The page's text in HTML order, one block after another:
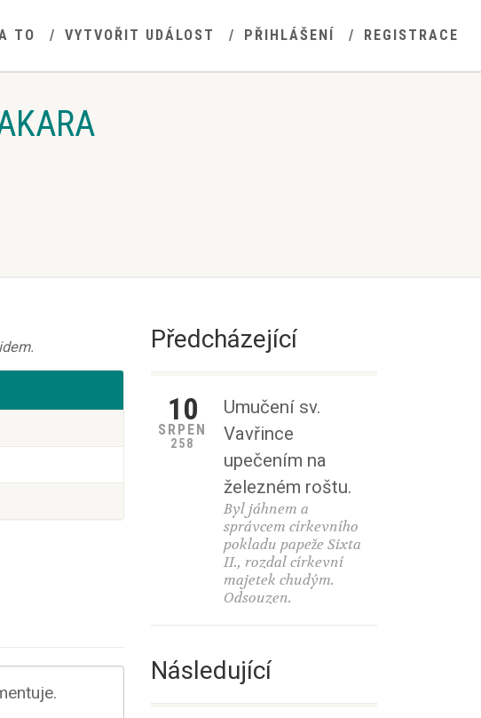
TO VYTVOŘIT UDÁLOST PŘIHLÁŠENÍ REGISTRACE
Předcházející
10
SRPEN
258
Umučení sv.
Vavřince
upečením na
železném roštu.
Byl jáhnem a
správcem církevního
pokladu papeže Sixta
II., rozdal církevní
majetek chudým.
Odsouzen.
Následující